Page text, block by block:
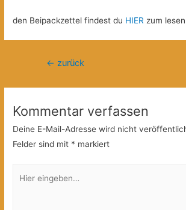
den Beipackzettel findest du HIER zum lesen
Beitragsnavigation
← zurück
Kommentar verfassen
Deine E-Mail-Adresse wird nicht
Felder sind mit * markiert
eingeben…